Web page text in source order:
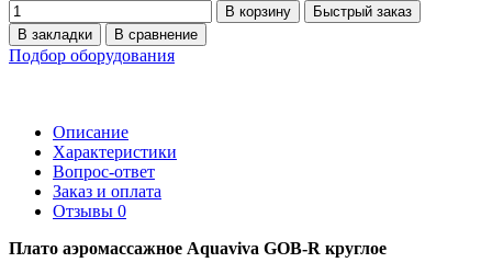
В корзину
Быстрый заказ
В закладки
В сравнение
Подбор оборудования
Описание
Характеристики
Вопрос-ответ
Заказ и оплата
Отзывы 0
Плато аэромассажное Aquaviva GOB-R круглое